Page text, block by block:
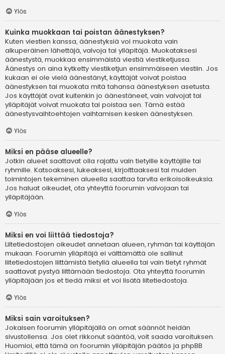
Ylös
Kuinka muokkaan tai poistan äänestyksen?
Kuten viestien kanssa, äänestyksiä voi muokata vain
alkuperäinen lähettäjä, valvoja tai ylläpitäjä. Muokataksesi
äänestystä, muokkaa ensimmäistä viestiä viestiketjussa.
Äänestys on aina kytketty viestiketjun ensimmäiseen viestiin. Jos
kukaan ei ole vielä äänestänyt, käyttäjät voivat poistaa
äänestyksen tai muokata mitä tahansa äänestyksen asetusta.
Jos käyttäjät ovat kuitenkin jo äänestäneet, vain valvojat tai
ylläpitäjät voivat muokata tai poistaa sen. Tämä estää
äänestysvaihtoehtojen vaihtamisen kesken äänestyksen.
Ylös
Miksi en pääse alueelle?
Jotkin alueet saattavat olla rajattu vain tietyille käyttäjille tai
ryhmille. Katsoaksesi, lukeaksesi, kirjoittaaksesi tai muiden
toimintojen tekeminen alueella saattaa tarvita erikoisoikeuksia.
Jos haluat oikeudet, ota yhteyttä foorumin valvojaan tai
ylläpitäjään.
Ylös
Miksi en voi liittää tiedostoja?
Liitetiedostojen oikeudet annetaan alueen, ryhmän tai käyttäjän
mukaan. Foorumin ylläpitäjä ei välttämättä ole sallinut
liitetiedostojen liittämistä tietyllä alueella tai vain tietyt ryhmät
saattavat pystyä liittämään tiedostoja. Ota yhteyttä foorumin
ylläpitäjään jos et tiedä miksi et voi lisätä liitetiedostoja.
Ylös
Miksi sain varoituksen?
Jokaisen foorumin ylläpitäjällä on omat säännöt heidän
sivustollensa. Jos olet rikkonut sääntöä, voit saada varoituksen.
Huomioi, että tämä on foorumin ylläpitäjän päätös ja phpBB